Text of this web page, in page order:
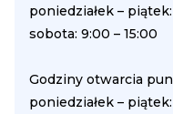
poniedziałek –
sobota: 9:00 – 15:00
Godziny otwarcia
poniedziałek –